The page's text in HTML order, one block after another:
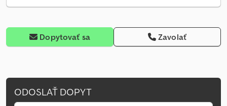
Dopytovať sa Zavolať
ODOSLAŤ DOPYT